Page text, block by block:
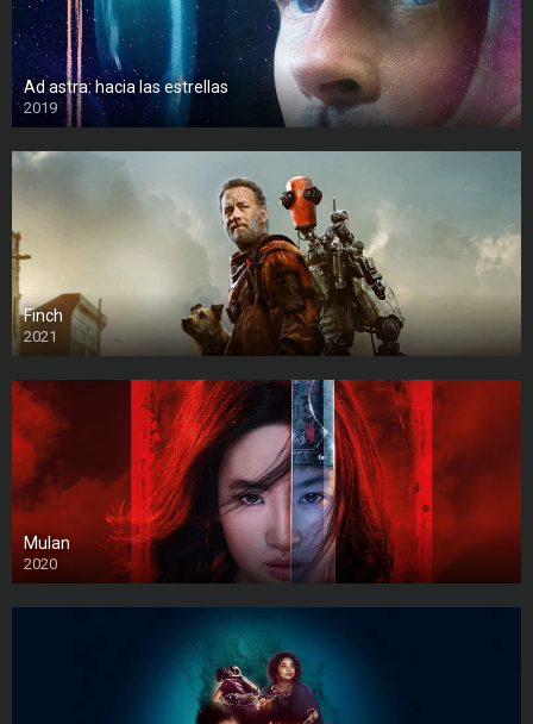
Ad astra: hacia las estrellas
2019
Finch
2021
Mulan
2020